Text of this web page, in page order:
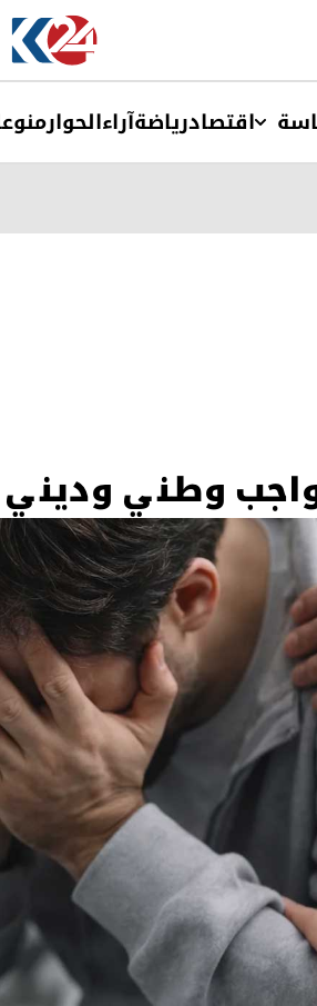
اقتصادریاضةآراءالحوار
وطني وديني